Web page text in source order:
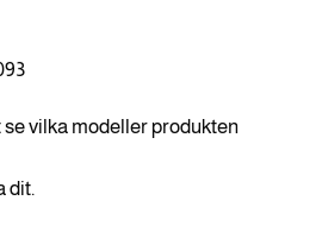
vilka modeller produkten
dit.